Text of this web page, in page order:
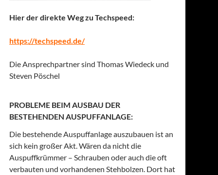
Hier der direkte Weg zu Techspeed:
https://techspeed.de/
Die Ansprechpartner sind Thomas Wiedeck und
Steven Pöschel
PROBLEME BEIM AUSBAU DER
BESTEHENDEN AUSPUFFANLAGE:
Die bestehende Auspuffanlage auszubauen ist an
sich kein großer Akt. Wären da nicht die
Auspuffkrümmer – Schrauben oder auch die oft
verbauten und vorhandenen Stehbolzen. Dort hat